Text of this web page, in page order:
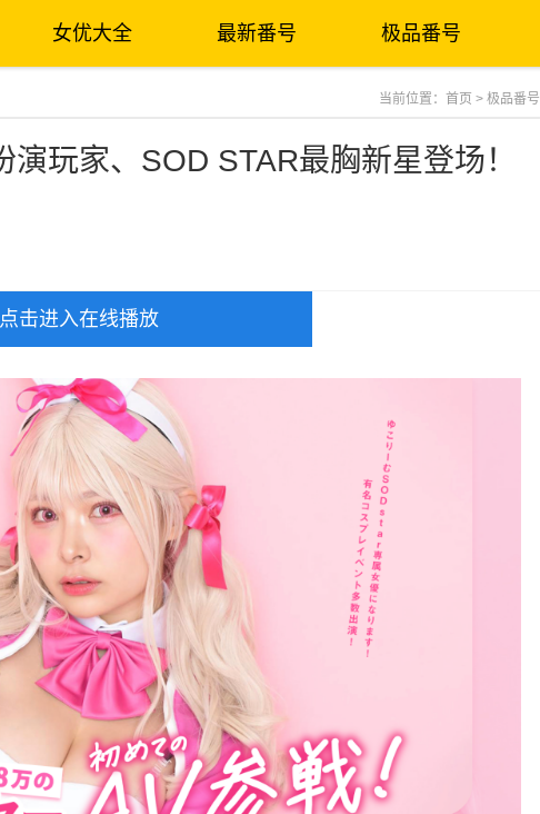
女优大全 最新番号 极品番号
当前位置： 首页 > 极品番号
玩家、SOD STAR最胸新星登场！
点击进入在线播放